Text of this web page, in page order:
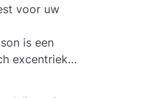
voor uw
is een
excentriek
hij g...